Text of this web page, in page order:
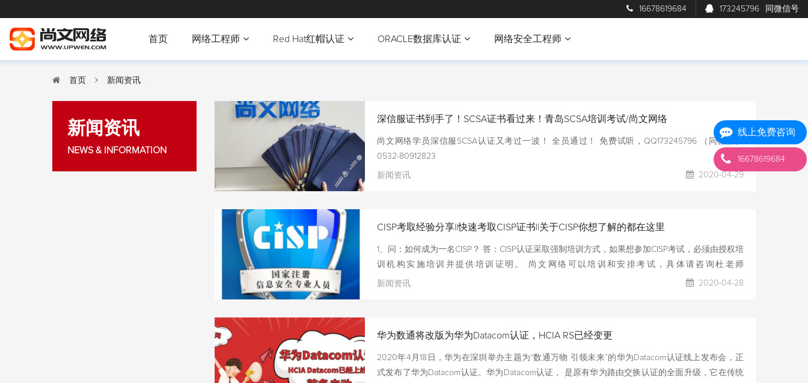
16678619684 173245796 同微信号
首页 网络工程师 Red Hat红帽认证 ORACLE数据库认证 网络安全工程师
首页 新闻资讯
新闻资讯
NEWS & INFORMATION
深信服证书到手了！SCSA证书看过来！青岛SCSA培训考试/尚文网络
尚文网络学员深信服SCSA认证又考过一波！ 全员通过！ 免费试听，QQ173245796 （同微信）
0532-80912823
新闻资讯 2020-04-29
CISP考取经验分享||快速考取CISP证书||关于CISP你想了解的都在这里
1、问：如何成为一名CISP？ 答：CISP认证采取强制培训方式，如果想参加CISP考试，必须由授权培
训机构实施培训并提供培训证明。 尚文网络可以培训和安排考试，具体请咨询杜老师
QQ173245796（同微信） 2、CISP的适用群体 ①企业信息安全管理人员 ② 信息安全服务提供商
新闻资讯 2020-04-28
华为数通将改版为华为Datacom认证，HCIA RS已经变更
2020年4月18日，华为在深圳举办主题为“数通万物 引领未来”的华为Datacom认证线上发布会，正
式发布了华为Datacom认证。华为Datacom认证， 是原有华为路由交换认证的全面升级，它在传统
线上免费咨询
16678619684